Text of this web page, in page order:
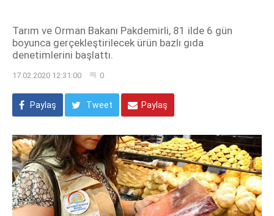
Tarım ve Orman Bakanı Pakdemirli, 81 ilde 6 gün
boyunca gerçekleştirilecek ürün bazlı gıda
denetimlerini başlattı.
17.02.2020 12:31:00 0
Paylaş Tweet Paylaş